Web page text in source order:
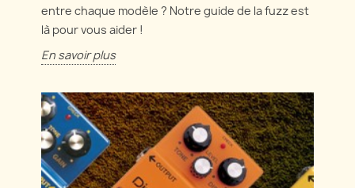
entre chaque modèle ? Notre guide de la fuzz est
là pour vous aider !
En savoir plus